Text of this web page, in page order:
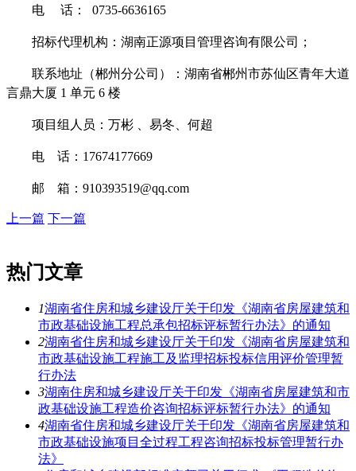
电 话： 0735-6636165
招标代理机构：湖南正源项目管理咨询有限公司；
联系地址（郴州分公司）：湖南省郴州市苏仙区青年大道
言鼎大厦 1 单元 6 楼
项目组人员： 万彬 、易冬、何超
电 话： 17674177669
邮 箱： 910393519@qq.com
上一篇 下一篇
热门文章
1湖南省住房和城乡建设厅关于印发《湖南省房屋建筑和
市政基础设施工程总承包招标评标暂行办法》的通知
2湖南省住房和城乡建设厅关于印发《湖南省房屋建筑和
市政基础设施工程施工及监理招标投标信用评价管理暂
行办法
3湖南住房和城乡建设厅关于印发《湖南省房屋建筑和市
政基础设施工程造价咨询招标评标暂行办法》的通知
4湖南省住房和城乡建设厅关于印发《湖南省房屋建筑和
市政基础设施项目全过程工程咨询招标投标管理暂行办
法》